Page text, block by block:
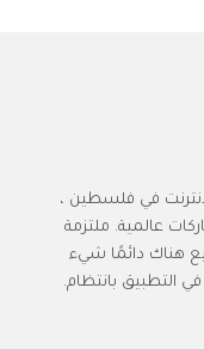
في فلسطين ،
عالمية. ملتزمة
هناك دائمًا شيء
التطبيق بانتظام.